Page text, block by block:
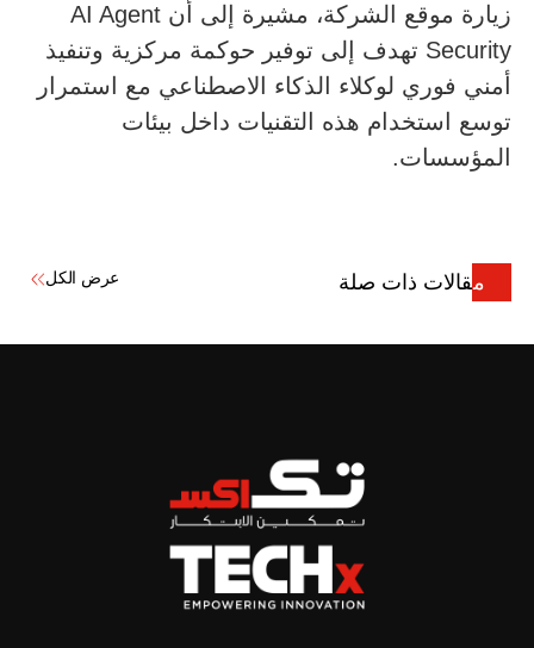
زيارة موقع الشركة، مشيرة إلى أن AI Agent
Security تهدف إلى توفير حوكمة مركزية وتنفيذ
أمني فوري لوكلاء الذكاء الاصطناعي مع استمرار
توسع استخدام هذه التقنيات داخل بيئات
المؤسسات.
مقالات ذات صلة عرض الكل